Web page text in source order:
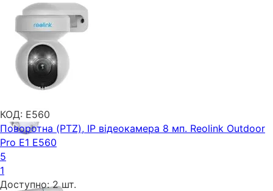
КОД: E560
Поворотна (PTZ), IP відеокамера 8 мп. Reolink Outdoor
Pro E1 E560
5
1
Доступно: 2 шт.